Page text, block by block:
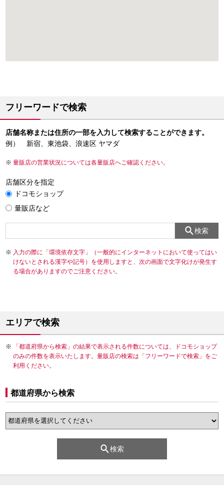
フリーワードで検索
店舗名称または住所の一部を入力して検索することができます。
例） 新宿、東池袋、浪速区 ヤマダ
量販店の営業状況については各量販店へご確認ください。
店舗区分を指定
ドコモショップ
量販店など
検索
入力の際に「環境依存文字」（一般的にインターネットにおいて使ってはい
けないとされる漢字や記号）を使用しますと、次の画面で文字化けが発生す
る場合がありますのでご注意ください。
エリアで検索
「都道府県から検索」の結果で表示される件数については、ドコモショップ
のみの件数を表示いたします。量販店の検索は「フリーワードで検索」をご
利用ください。
都道府県から検索
検索